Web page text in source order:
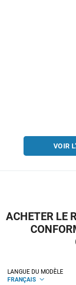
VOIR
ACHETER LE
LANGUE DU MODÈLE
FRANÇAIS